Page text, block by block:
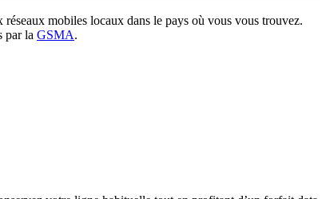
mobiles locaux dans le pays où vous vous trouvez.
par la GSMA.